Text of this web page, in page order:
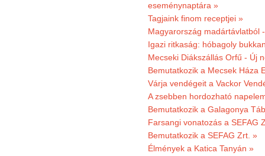
eseménynaptára »
Tagjaink finom receptjei »
Magyarország madártávlatból
Igazi ritkaság: hóbagoly
Mecseki Diákszállás Orfű - Új
Bemutatkozik a Mecsek Háza
Várja vendégeit a Vackor
A zsebben hordozható
Bemutatkozik a Galagonya
Farsangi vonatozás a SEFAG
Bemutatkozik a SEFAG Zrt. »
Élmények a Katica Tanyán »